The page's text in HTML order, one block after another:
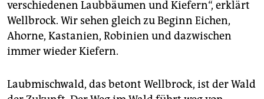
verschiedenen Laubbäumen und Kiefern“, erklärt
Wellbrock. Wir sehen gleich zu Beginn Eichen,
Ahorne, Kastanien, Robinien und dazwischen
immer wieder Kiefern.
Laubmischwald, das betont Wellbrock, ist der Wald